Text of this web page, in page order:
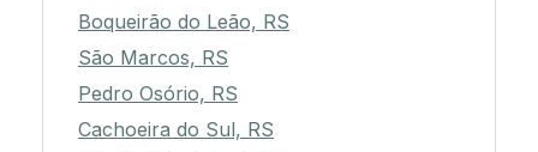
Boqueirão do Leão, RS
São Marcos, RS
Pedro Osório, RS
Cachoeira do Sul, RS